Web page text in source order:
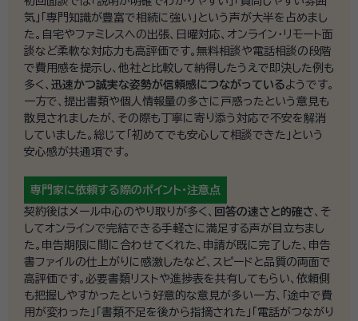
気」「専門知識が豊富で相続に強い」という声が大半を占めまし
た。自宅やファミレスへの出張、日曜対応、オンライン・リモート面
談など柔軟な対応力も高評価です。無料相談や電話相談の段階
で費用感を提示し、他社と比較して納得したうえで即決した例も
多く、 迅速かつ誠実な姿勢が信頼感につながっているようです。
一方で、提出書類や個人情報量の多さに戸惑ったという意見も
散見されましたが、その際も丁寧に寄り添う対応で不安を解消
していました。総じて「初めてでも安心して相談できた」という
安心感が共通項です。
専門家に依頼する際のポイント・注意点
契約後はメール中心のやり取りが多く、
回答の速さと的確さ、そ
してオンラインで完結できる手軽さに満足する声が目立ちまし
た。申告期限に間に合わせてくれた、申請が既に完了した、申告
書ファイルの仕上がりに感激したなど、スピードと品質の両面で
高評価です。必要書類リストや進捗表を共有してもらい、依頼側
も把握しやすかったという好意的な意見が多い一方、「途中で費
用が変わった」「書類不足を後から指摘された」「電話がつながり